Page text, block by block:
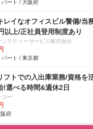
パート / 大阪府
レイなオフィスビル警備/当
以上/正社員登用制度あり
シリティーサービス株式会社
パート / 東京都
フトでの入出庫業務/資格を
!選べる時間&週休2日
コー
府